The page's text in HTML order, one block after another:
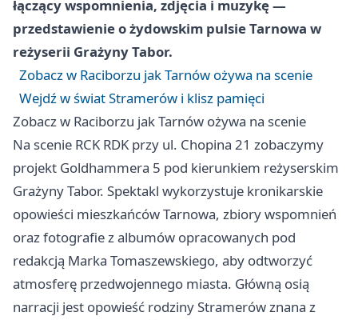
łączący wspomnienia, zdjęcia i muzykę —
przedstawienie o żydowskim pulsie Tarnowa w
reżyserii Grażyny Tabor.
Zobacz w Raciborzu jak Tarnów ożywa na scenie
Wejdź w świat Stramerów i klisz pamięci
Zobacz w Raciborzu jak Tarnów ożywa na scenie
Na scenie RCK RDK przy ul. Chopina 21 zobaczymy
projekt Goldhammera 5 pod kierunkiem reżyserskim
Grażyny Tabor. Spektakl wykorzystuje kronikarskie
opowieści mieszkańców Tarnowa, zbiory wspomnień
oraz fotografie z albumów opracowanych pod
redakcją Marka Tomaszewskiego, aby odtworzyć
atmosferę przedwojennego miasta. Główną osią
narracji jest opowieść rodziny Stramerów znana z